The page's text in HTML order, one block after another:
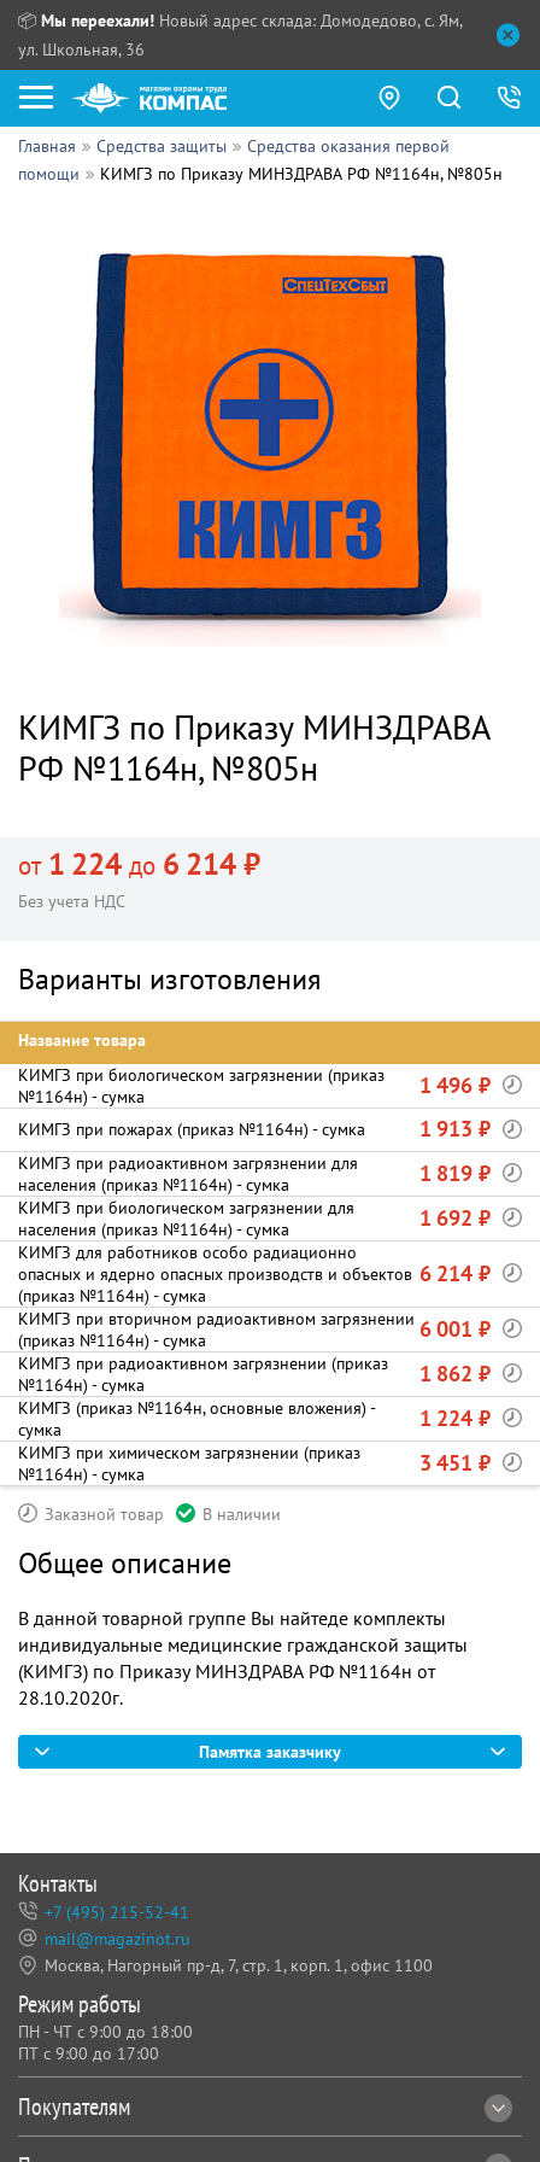
📦 Мы переехали! Новый адрес склада: Домодедово, с. Ям,
ул. Школьная, 36
Как купить?
Сотрудничество
Партнерам
Поставщикам
Контакты
ПН - ЧТ:
СБ, ВС:
Выдача продукции:
Главная Средства защиты
Средства оказания первой
помощи
КИМГЗ по Приказу МИНЗДРАВА РФ №1164н, №805н
КИМГЗ по Приказу МИНЗДРАВА
РФ №1164н, №805н
от1 224 до 6 214 ₽
Без учета НДС
Варианты изготовления
Название товара
КИМГЗ при биологическом загрязнении (приказ
№1164н) - сумка
1 496 ₽
КИМГЗ при пожарах (приказ №1164н) - сумка 1 913 ₽
КИМГЗ при радиоактивном загрязнении для
населения (приказ №1164н) - сумка
1 819 ₽
КИМГЗ при биологическом загрязнении для
населения (приказ №1164н) - сумка
1 692 ₽
КИМГЗ для работников особо радиационно
опасных и ядерно опасных производств и объектов
(приказ №1164н) - сумка
6 214 ₽
КИМГЗ при вторичном радиоактивном загрязнении
(приказ №1164н) - сумка
6 001 ₽
КИМГЗ при радиоактивном загрязнении (приказ
№1164н) - сумка
1 862 ₽
КИМГЗ (приказ №1164н, основные вложения) -
сумка
1 224 ₽
КИМГЗ при химическом загрязнении (приказ
№1164н) - сумка
3 451 ₽
Заказной товар В наличии
Общее описание
В данной товарной группе Вы найтеде комплекты
индивидуальные медицинские гражданской защиты
(КИМГЗ) по Приказу МИНЗДРАВА РФ №1164н от
28.10.2020г.
Памятка заказчику
Покупателям
Контакты
+7 (495) 215-52-41
mail@magazinot.ru
Москва, Нагорный пр-д, 7, стр. 1, корп. 1, офис 1100
Режим работы
ПН - ЧТ с 9:00 до 18:00
ПТ с 9:00 до 17:00